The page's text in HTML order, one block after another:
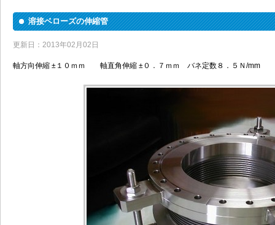
溶接ベローズの伸縮管
更新日：2013年02月02日
軸方向伸縮 ±１０ｍｍ 軸直角伸縮 ±０．７ｍｍ バネ定数８．５Ｎ/mm